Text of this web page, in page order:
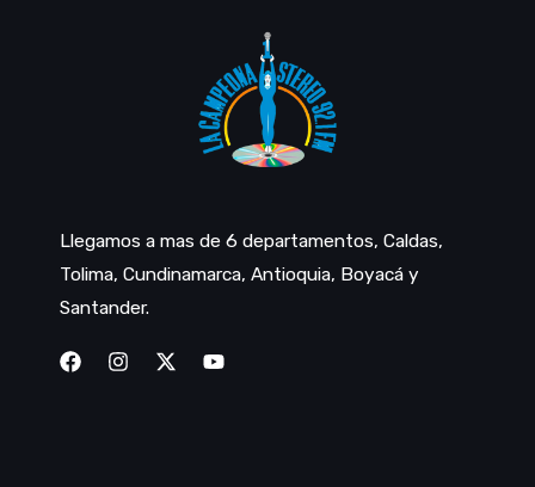
Llegamos a mas de 6 departamentos, Caldas,
Tolima, Cundinamarca, Antioquia, Boyacá y
Santander.